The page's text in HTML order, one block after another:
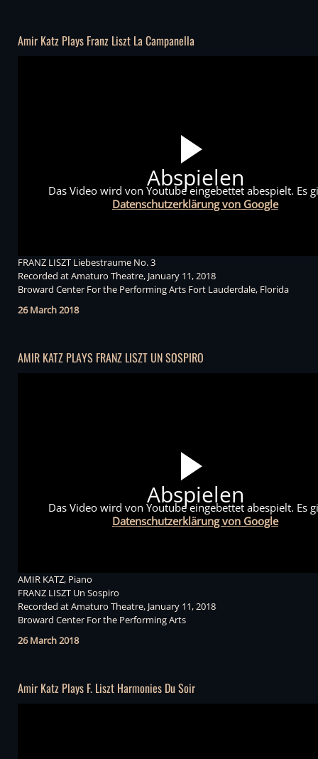
Amir Katz Plays Franz Liszt La Campanella
Abspielen
Das Video wird von Youtube eingebettet abespielt. Es
Datenschutzerklärung von Google
FRANZ LISZT Liebestraume No. 3
Recorded at Amaturo Theatre, January 11, 2018
Broward Center For the Performing Arts Fort Lauderdale, Florida
26 March 2018
AMIR KATZ PLAYS FRANZ LISZT UN SOSPIRO
Abspielen
Das Video wird von Youtube eingebettet abespielt. Es
Datenschutzerklärung von Google
AMIR KATZ, Piano
FRANZ LISZT Un Sospiro
Recorded at Amaturo Theatre, January 11, 2018
Broward Center For the Performing Arts
26 March 2018
Amir Katz Plays F. Liszt Harmonies Du Soir